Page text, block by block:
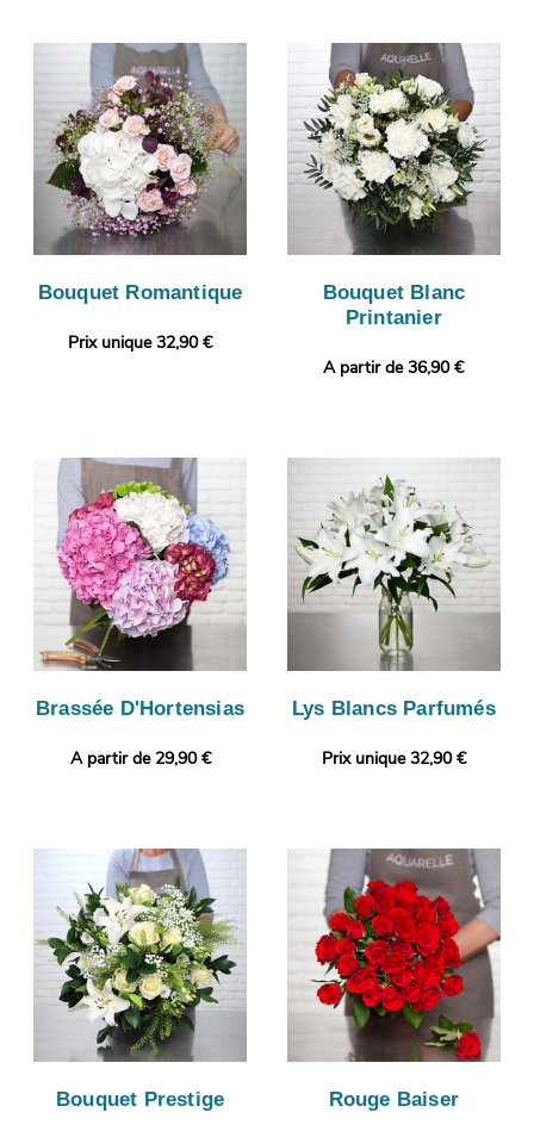
Bouquet Romantique
Prix unique 32,90 €
Bouquet Blanc
Printanier
A partir de 36,90 €
Brassée D'Hortensias
A partir de 29,90 €
Lys Blancs Parfumés
Prix unique 32,90 €
Bouquet Prestige Rouge Baiser